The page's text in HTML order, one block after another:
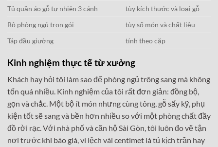
Tủ quần áo gỗ tự nhiên 3 cánh
tùy kích thước và loại gỗ
Bộ phòng ngủ trọn gói
tùy số món và chất liệu
Táp đầu giường
tính theo cặp
Kinh nghiệm thực tế từ xưởng
Khách hay hỏi tôi làm sao để phòng ngủ trông sang mà không
tốn quá nhiều. Kinh nghiệm của tôi rất đơn giản: đồng bộ,
gọn và chắc. Một bộ ít món nhưng cùng tông, gỗ sấy kỹ, phụ
kiện tốt sẽ sang và bền hơn nhiều so với một phòng chất đầy
đồ rời rạc. Với nhà phố và căn hộ Sài Gòn, tôi luôn đo vẽ tận
nơi trước khi báo giá, vì lệch vài centimet là tủ kịch trần hay